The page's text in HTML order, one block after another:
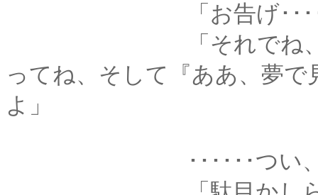
「お告げ･･････で
「それでね、目覚め
ってね、そして『ああ、夢
よ」
･･････つい、吹き